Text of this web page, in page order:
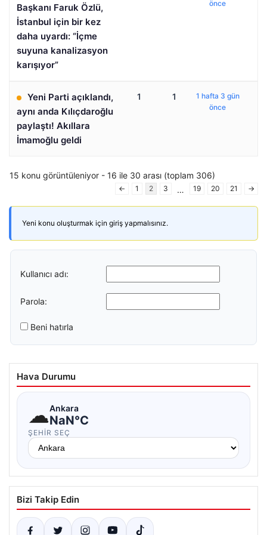
Başkanı Faruk Özlü,
İstanbul için bir kez
daha uyardı: “İçme
suyuna kanalizasyon
karışıyor”
önce
Yeni Parti açıklandı,
aynı anda Kılıçdaroğlu
paylaştı! Akıllara
İmamoğlu geldi
1 1
1 hafta 3 gün
önce
15 konu görüntüleniyor - 16 ile 30 arası (toplam 306)
← 1 2 3 … 19 20 21 →
Yeni konu oluşturmak için giriş yapmalısınız.
Kullanıcı adı:
Parola:
Beni hatırla
Hava Durumu
☁Ankara
NaN°C
ŞEHIR SEÇ
Bizi Takip Edin